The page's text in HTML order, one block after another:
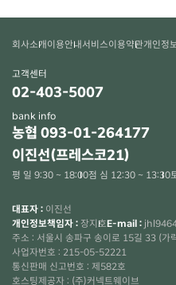
회사소개이용안내서비스이용약관개인정
고객센터
02-403-5007
bank info
농협 093-01-264177
이진선(프레스코21)
평 일 9:30 ~ 18:00점 심 12:30 ~ 13:30
대표자 : 이진선
개인정보책임자 : 장지호E-mail :
주소 : 서울시 송파구 송이로 15길 33 (가
사업자번호 : 215-05-52221
통신판매 신고번호 : 제582호
호스팅제공자 : (주)커넥트웨이브